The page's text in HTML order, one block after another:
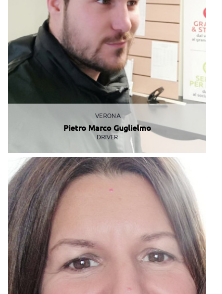
VERONA
Pietro Marco Guglielmo
DRIVER
Impegno e amore per il suo lavoro sono le sue caratteristiche